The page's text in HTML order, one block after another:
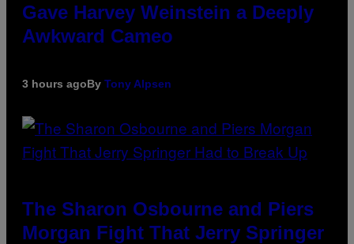
Gave Harvey Weinstein a Deeply
Awkward Cameo
3 hours agoBy Tony Alpsen
The Sharon Osbourne and Piers
Morgan Fight That Jerry Springer